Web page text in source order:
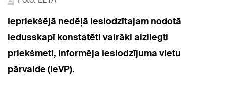
Iepriekšējā nedēļā ieslodzītajam nodotā
ledusskapī konstatēti vairāki aizliegti
priekšmeti, informēja Ieslodzījuma vietu
pārvalde (IeVP).